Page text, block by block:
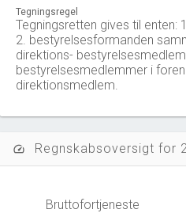
Tegningsregel
Tegningsretten gives til enten:
2. bestyrelsesformanden
direktions-
bestyrelsesmedlemmer i
direktionsmedlem.
speed Regnskabsoversigt for
Bruttofortjeneste